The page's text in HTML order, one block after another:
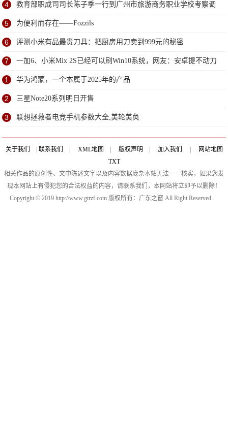
4 教育部职成司司长陈子季一行到广州市旅游商务职业学校考察调
研
5 为便利而存在——Fozzils
6 评测小米有品最贵刀具：把厨房用刀卖到999元的秘密
7 一加6、小米Mix 2S已经可以刷Win10系统，网友：安卓提不动刀
了？
1 华为鸿蒙，一个本属于2025年的产品
2 三星Note20系列明日开售
3 联想拯救者电竞手机参数大全,美轮美奂
关于我们 联系我们 XML地图 版权声明 加入我们
网站地图
TXT
相关作品的原创性、文中陈述文字以及内容数据庞杂本站无法一一核实，如果您发
现本网站上有侵犯您的合法权益的内容，请联系我们，本网站将立即予以删除！
Copyright © 2019 http://www.gtrzf.com 版权所有：广东之窗 All Right Reserved.